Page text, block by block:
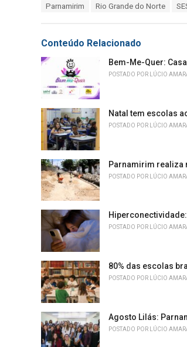
i
e
s
Parnamirim
Rio Grande do Norte
Conteúdo Relacionado
Bem-Me-Quer:
POSTADO POR LÚCIO
Natal tem escolas
POSTADO POR LÚCIO
Parnamirim realiza
POSTADO POR LÚCIO
POSTADO POR LÚCIO
80% das escolas
POSTADO POR LÚCIO
Agosto Lilás:
POSTADO POR LÚCIO